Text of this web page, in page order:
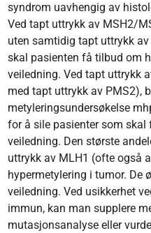
syndrom uavhengig av
Ved tapt uttrykk av MSH2/
uten samtidig tapt uttrykk
skal pasienten få tilbud om
veiledning. Ved tapt uttrykk
med tapt uttrykk av PMS2),
metyleringsundersøkelse
for å sile pasienter som
veiledning. Den største
uttrykk av MLH1 (ofte også
hypermetylering i tumor. De
veiledning. Ved usikkerhet
immun, kan man supplere
mutasjonsanalyse eller